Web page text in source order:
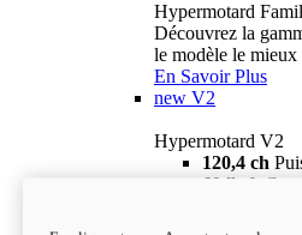
Hypermotard
Découvrez la
le modèle le mieux
En Savoir Plus
new V2
Hypermotard V2
120,4 ch
69 lb-ft
18 895 $